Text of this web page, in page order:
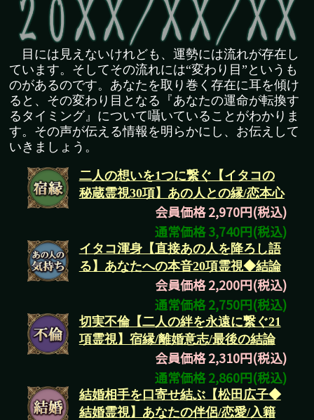
目には見えないけれども、運勢には流れが存在し
ています。そしてその流れには“変わり目”というも
のがあるのです。あなたを取り巻く存在に耳を傾け
ると、その変わり目となる『あなたの運命が転換す
るタイミング』について囁いていることがわかりま
す。その声が伝える情報を明らかにし、お伝えして
いきましょう。
二人の想いを1つに繋ぐ【イタコの
秘蔵霊視30項】あの人との縁/恋本心
会員価格 2,970円(税込)
通常価格 3,740円(税込)
イタコ渾身【直接あの人を降ろし語
る】あなたへの本音20項霊視◆結論
会員価格 2,200円(税込)
通常価格 2,750円(税込)
切実不倫【二人の絆を永遠に繋ぐ21
項霊視】宿縁/離婚意志/最後の結論
会員価格 2,310円(税込)
通常価格 2,860円(税込)
結婚相手を口寄せ結ぶ【松田広子◆
結婚霊視】あなたの伴侶/恋愛/入籍